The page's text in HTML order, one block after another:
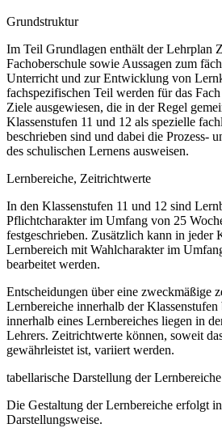
Grundstruktur
Im Teil Grundlagen enthält der Lehrplan
Fachoberschule sowie Aussagen zum
Unterricht und zur Entwicklung von
fachspezifischen Teil werden für das
Ziele ausgewiesen, die in der Regel
Klassenstufen 11 und 12 als spezielle
beschrieben sind und dabei die Prozess-
des schulischen Lernens ausweisen.
Lernbereiche, Zeitrichtwerte
In den Klassenstufen 11 und 12 sind
Pflichtcharakter im Umfang von 25
festgeschrieben. Zusätzlich kann in jeder
Lernbereich mit Wahlcharakter im
bearbeitet werden.
Entscheidungen über eine zweckmäßige
Lernbereiche innerhalb der
innerhalb eines Lernbereiches liegen in
Lehrers. Zeitrichtwerte können, soweit
gewährleistet ist, variiert werden.
tabellarische Darstellung der Lernbereiche
Die Gestaltung der Lernbereiche erfolgt
Darstellungsweise.